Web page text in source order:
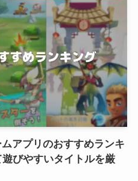
アプリのおすすめランキ
びやすいタイトルを厳